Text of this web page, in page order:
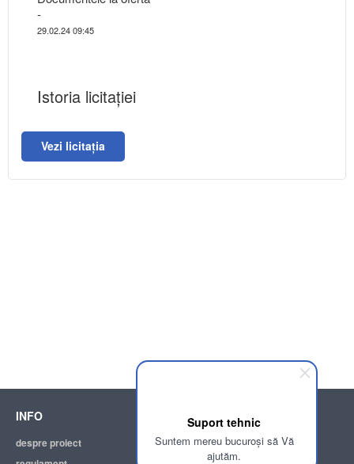
Suport tehnic
Suntem mereu bucuroși să Vă
ajutăm.
-
29.02.24 09:45
Istoria licitației
Vezi licitația
INFO
despre proiect
SUPPORT
ajutor